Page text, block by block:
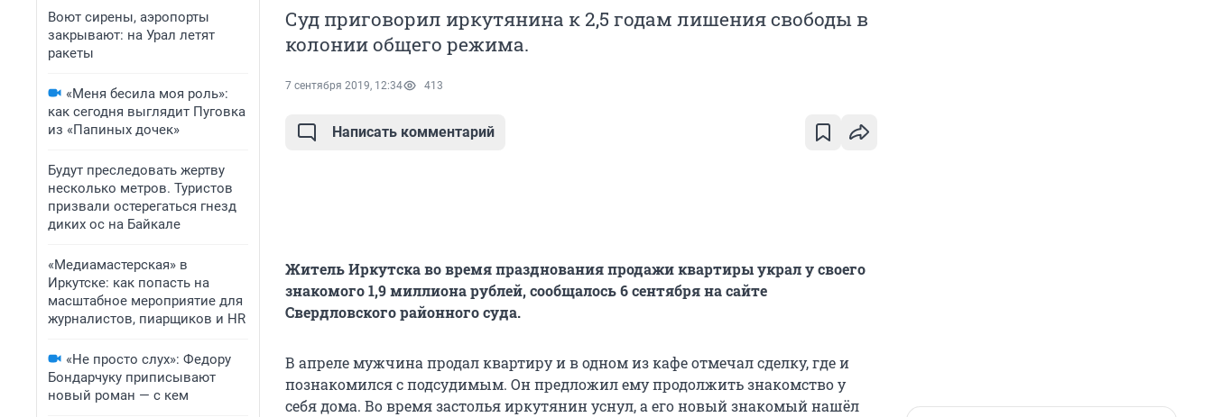
Воют сирены, аэропорты
закрывают: на Урал летят
ракеты
«Меня бесила моя роль»:
как сегодня выглядит Пуговка
из «Папиных дочек»
Будут преследовать жертву
несколько метров. Туристов
призвали остерегаться гнезд
диких ос на Байкале
«Медиамастерская» в
Иркутске: как попасть на
масштабное мероприятие для
журналистов, пиарщиков и HR
«Не просто слух»: Федору
Бондарчуку приписывают
новый роман — с кем
Суд приговорил иркутянина к 2,5 годам лишения свободы в
колонии общего режима.
7 сентября 2019, 12:34 413
Написать комментарий
Житель Иркутска во время празднования продажи квартиры украл у своего
знакомого 1,9 миллиона рублей, сообщалось 6 сентября на сайте
Свердловского районного суда.
В апреле мужчина продал квартиру и в одном из кафе отмечал сделку, где и
познакомился с подсудимым. Он предложил ему продолжить знакомство у
себя дома. Во время застолья иркутянин уснул, а его новый знакомый нашёл